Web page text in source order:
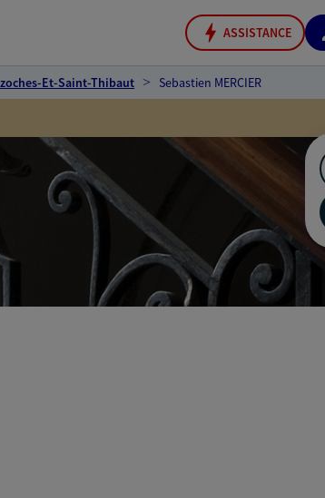
ASSISTANCE
Et-Saint-Thibaut Sebastien MERCIER